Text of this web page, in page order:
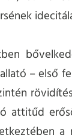
– első
attitűd